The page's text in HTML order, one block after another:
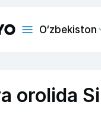
O‘zbekiston
orolida